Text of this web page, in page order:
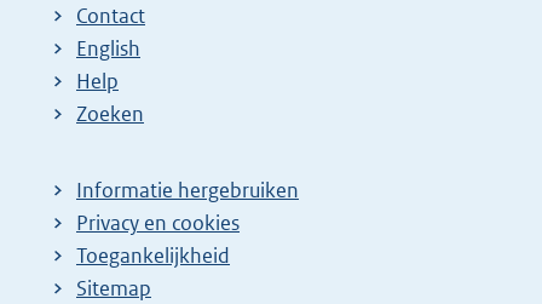
Contact
English
Help
Zoeken
Informatie hergebruiken
Privacy en cookies
Toegankelijkheid
Sitemap